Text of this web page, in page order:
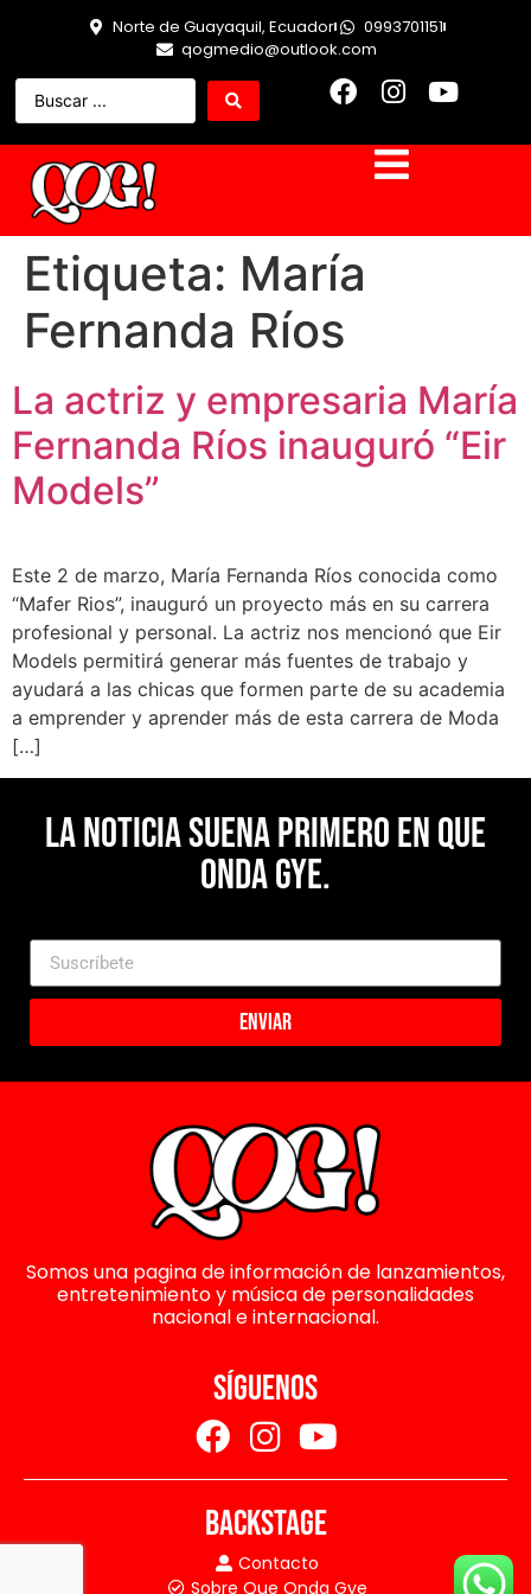
Norte de Guayaquil, Ecuador
0993701151
qogmedio@outlook.com
Etiqueta: María
Fernanda Ríos
La actriz y empresaria María
Fernanda Ríos inauguró “Eir
Models”
Este 2 de marzo, María Fernanda Ríos conocida como
“Mafer Rios”, inauguró un proyecto más en su carrera
profesional y personal. La actriz nos mencionó que Eir
Models permitirá generar más fuentes de trabajo y
ayudará a las chicas que formen parte de su academia
a emprender y aprender más de esta carrera de Moda
[…]
La noticia suena primero en Que
Onda Gye.
Enviar
Somos una pagina de información de lanzamientos,
entretenimiento y música de personalidades
nacional e internacional.
SÍGUENOS
BACKSTAGE
Contacto
Sobre Que Onda Gye